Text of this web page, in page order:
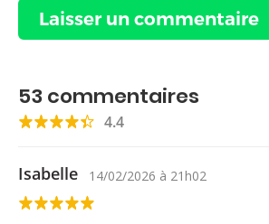
53 commentaires
4.4
Isabelle 14/02/2026 à 21h02